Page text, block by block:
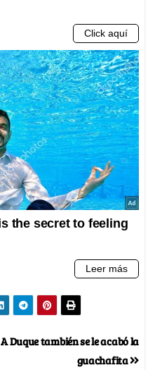
A Duque también se le acabó la
guachafita